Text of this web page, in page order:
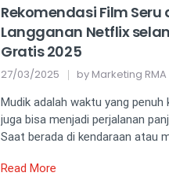
Rekomendasi Film
Langganan Netflix
Gratis 2025
27/03/2025 by Marketing RMA
Mudik adalah waktu yang penuh
juga bisa menjadi perjalanan
Saat berada di kendaraan atau
Read More